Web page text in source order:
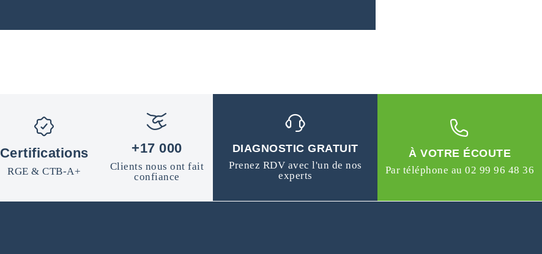
t
o
s
Certifications
RGE & CTB-A+
+17 000
Clients nous ont fait
confiance
DIAGNOSTIC GRATUIT
Prenez RDV avec l'un de nos
experts
À VOTRE ÉCOUTE
Par téléphone au 02 99 96 48 36